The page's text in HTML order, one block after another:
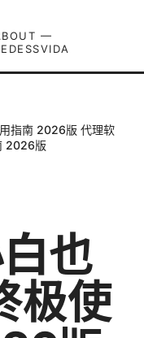
—
指南 2026版 代理软
2026版
也
极使